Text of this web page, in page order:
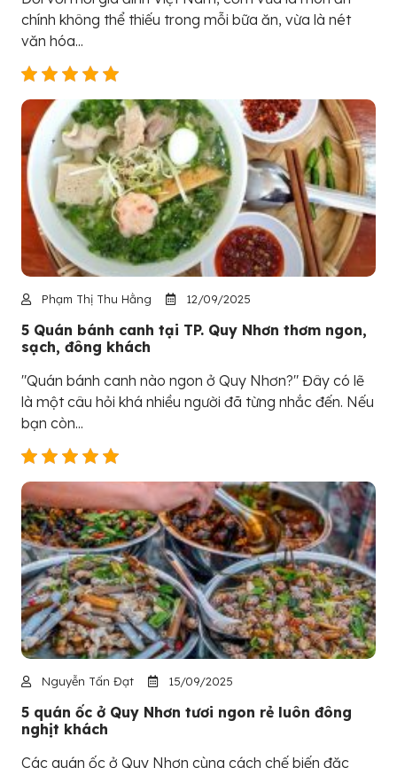
chính không thể thiếu trong mỗi bữa ăn, vừa là nét
văn hóa...
Phạm Thị Thu Hằng 12/09/2025
5 Quán bánh canh tại TP. Quy Nhơn thơm ngon,
sạch, đông khách
"Quán bánh canh nào ngon ở Quy Nhơn?" Đây có lẽ
là một câu hỏi khá nhiều người đã từng nhắc đến. Nếu
bạn còn...
Nguyễn Tấn Đạt 15/09/2025
5 quán ốc ở Quy Nhơn tươi ngon rẻ luôn đông
nghịt khách
Các quán ốc ở Quy Nhơn cùng cách chế biến đặc